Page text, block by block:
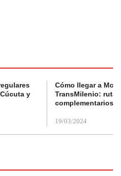
y
Cómo llegar a
TransMilenio:
complementarios
19/03/2024